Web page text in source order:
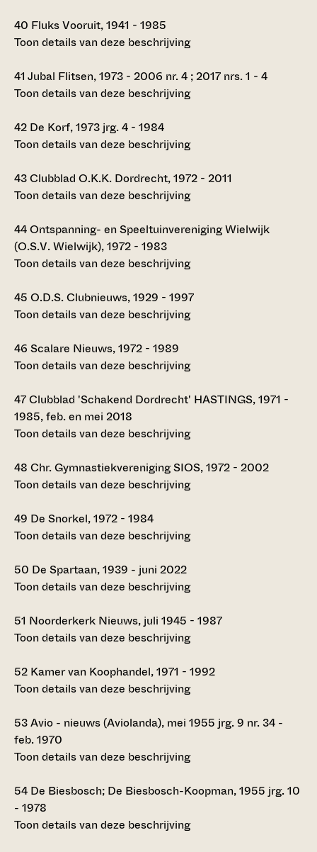
40 Fluks Vooruit, 1941 - 1985
Toon details van deze beschrijving
41 Jubal Flitsen, 1973 - 2006 nr. 4 ; 2017 nrs. 1 - 4
Toon details van deze beschrijving
42 De Korf, 1973 jrg. 4 - 1984
Toon details van deze beschrijving
43Clubblad O.K.K. Dordrecht, 1972 - 2011
Toon details van deze beschrijving
44Ontspanning- en Speeltuinvereniging Wielwijk
(O.S.V. Wielwijk), 1972 - 1983
Toon details van deze beschrijving
45 O.D.S. Clubnieuws, 1929 - 1997
Toon details van deze beschrijving
46 Scalare Nieuws, 1972 - 1989
Toon details van deze beschrijving
47Clubblad 'Schakend Dordrecht' HASTINGS, 1971 -
1985, feb. en mei 2018
Toon details van deze beschrijving
48 Chr. Gymnastiekvereniging SIOS, 1972 - 2002
Toon details van deze beschrijving
49 De Snorkel, 1972 - 1984
Toon details van deze beschrijving
50 De Spartaan, 1939 - juni 2022
Toon details van deze beschrijving
51 Noorderkerk Nieuws, juli 1945 - 1987
Toon details van deze beschrijving
52 Kamer van Koophandel, 1971 - 1992
Toon details van deze beschrijving
53Avio - nieuws (Aviolanda), mei 1955 jrg. 9 nr. 34 -
feb. 1970
Toon details van deze beschrijving
54 De Biesbosch; De Biesbosch-Koopman, 1955 jrg. 10
- 1978
Toon details van deze beschrijving